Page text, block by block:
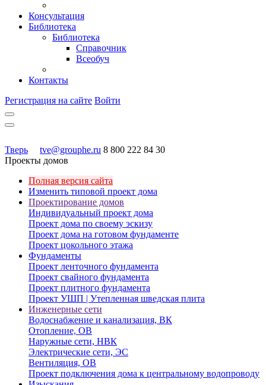
Консультация
Библиотека
Библиотека
Справочник
Всеобуч
Контакты
Регистрация на сайте Войти
Тверь tve@grouphe.ru 8 800 222 84 30
Проекты домов
Полная версия сайта
Изменить типовой проект дома
Проектирование домов
Индивидуальный проект дома
Проект дома по своему эскизу
Проект дома на готовом фундаменте
Проект цокольного этажа
Фундаменты
Проект ленточного фундамента
Проект свайного фундамента
Проект плитного фундамента
Проект УШП | Утепленная шведская плита
Инженерные сети
Водоснабжение и канализация, ВК
Отопление, ОВ
Наружные сети, НВК
Электрические сети, ЭС
Вентиляция, ОВ
Проект подключения дома к центральному водопроводу